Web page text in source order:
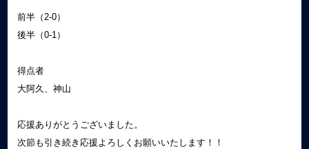
前半（2-0）
後半（0-1）
得点者
大阿久、神山
応援ありがとうございました。
次節も引き続き応援よろしくお願いいたします！！